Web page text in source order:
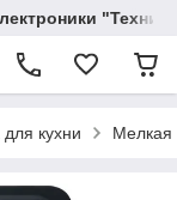
кухни Мелкая